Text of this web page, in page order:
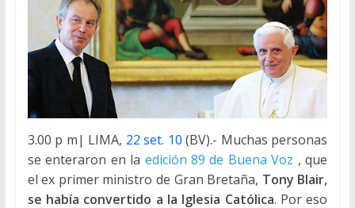
3.00 p m| LIMA, 22 set. 10(BV).- Muchas personas
se enteraron en la edición 89 de Buena Voz , que
el ex primer ministro de Gran Bretaña, Tony Blair,
se había convertido a la Iglesia Católica. Por eso